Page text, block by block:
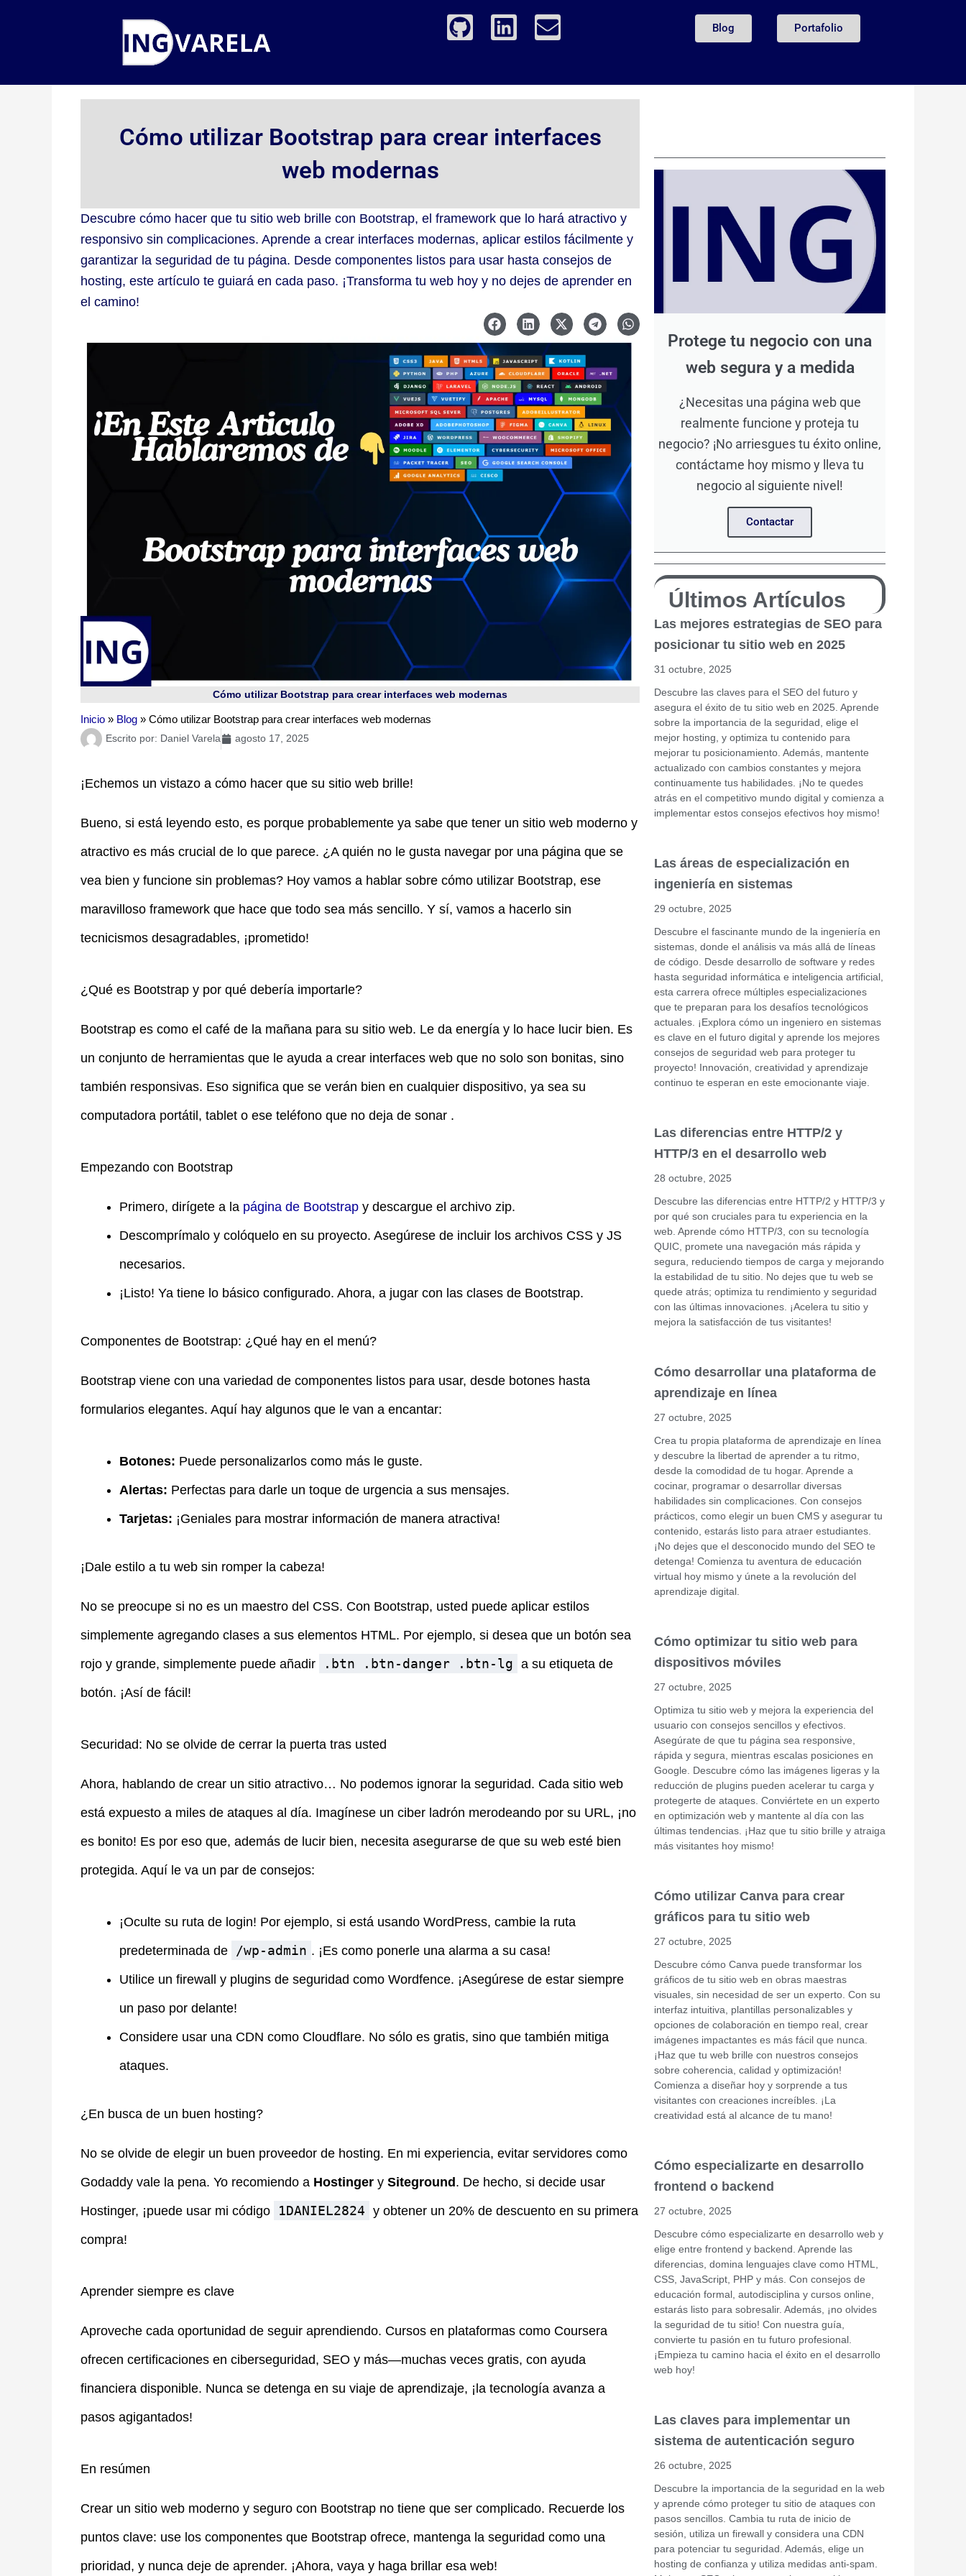
G
i
h
b
L
i
k
d
i
E
n
e
o
p
Blog Portafolio
Cómo utilizar Bootstrap para crear interfaces
web modernas
Descubre cómo hacer que tu sitio web brille con Bootstrap, el framework que lo hará atractivo y
responsivo sin complicaciones. Aprende a crear interfaces modernas, aplicar estilos fácilmente y
garantizar la seguridad de tu página. Desde componentes listos para usar hasta consejos de
hosting, este artículo te guiará en cada paso. ¡Transforma tu web hoy y no dejes de aprender en
el camino!
Cómo utilizar Bootstrap para crear interfaces web modernas
Inicio » Blog » Cómo utilizar Bootstrap para crear interfaces web modernas
Escrito por: Daniel Varela agosto 17, 2025
¡Echemos un vistazo a cómo hacer que su sitio web brille!
Bueno, si está leyendo esto, es porque probablemente ya sabe que tener un sitio web moderno y
atractivo es más crucial de lo que parece. ¿A quién no le gusta navegar por una página que se
vea bien y funcione sin problemas? Hoy vamos a hablar sobre cómo utilizar Bootstrap, ese
maravilloso framework que hace que todo sea más sencillo. Y sí, vamos a hacerlo sin
tecnicismos desagradables, ¡prometido!
¿Qué es Bootstrap y por qué debería importarle?
Bootstrap es como el café de la mañana para su sitio web. Le da energía y lo hace lucir bien. Es
un conjunto de herramientas que le ayuda a crear interfaces web que no solo son bonitas, sino
también responsivas. Eso significa que se verán bien en cualquier dispositivo, ya sea su
computadora portátil, tablet o ese teléfono que no deja de sonar .
Empezando con Bootstrap
Primero, dirígete a la página de Bootstrap y descargue el archivo zip.
Descomprímalo y colóquelo en su proyecto. Asegúrese de incluir los archivos CSS y JS
necesarios.
¡Listo! Ya tiene lo básico configurado. Ahora, a jugar con las clases de Bootstrap.
Componentes de Bootstrap: ¿Qué hay en el menú?
Bootstrap viene con una variedad de componentes listos para usar, desde botones hasta
formularios elegantes. Aquí hay algunos que le van a encantar:
Botones: Puede personalizarlos como más le guste.
Alertas: Perfectas para darle un toque de urgencia a sus mensajes.
Tarjetas: ¡Geniales para mostrar información de manera atractiva!
¡Dale estilo a tu web sin romper la cabeza!
No se preocupe si no es un maestro del CSS. Con Bootstrap, usted puede aplicar estilos
simplemente agregando clases a sus elementos HTML. Por ejemplo, si desea que un botón sea
rojo y grande, simplemente puede añadir
.btn .btn-danger .btn-lg a su etiqueta de
botón. ¡Así de fácil!
Securidad: No se olvide de cerrar la puerta tras usted
Ahora, hablando de crear un sitio atractivo… No podemos ignorar la seguridad. Cada sitio web
está expuesto a miles de ataques al día. Imagínese un ciber ladrón merodeando por su URL, ¡no
es bonito! Es por eso que, además de lucir bien, necesita asegurarse de que su web esté bien
protegida. Aquí le va un par de consejos:
¡Oculte su ruta de login! Por ejemplo, si está usando WordPress, cambie la ruta
predeterminada de
/wp-admin . ¡Es como ponerle una alarma a su casa!
Utilice un firewall y plugins de seguridad como Wordfence. ¡Asegúrese de estar siempre
un paso por delante!
Considere usar una CDN como Cloudflare. No sólo es gratis, sino que también mitiga
ataques.
¿En busca de un buen hosting?
No se olvide de elegir un buen proveedor de hosting. En mi experiencia, evitar servidores como
Godaddy vale la pena. Yo recomiendo a Hostinger y Siteground . De hecho, si decide usar
Hostinger, ¡puede usar mi código
1DANIEL2824 y obtener un 20% de descuento en su primera
compra!
Aprender siempre es clave
Aproveche cada oportunidad de seguir aprendiendo. Cursos en plataformas como Coursera
ofrecen certificaciones en ciberseguridad, SEO y más—muchas veces gratis, con ayuda
financiera disponible. Nunca se detenga en su viaje de aprendizaje, ¡la tecnología avanza a
pasos agigantados!
En resúmen
Crear un sitio web moderno y seguro con Bootstrap no tiene que ser complicado. Recuerde los
puntos clave: use los componentes que Bootstrap ofrece, mantenga la seguridad como una
prioridad, y nunca deje de aprender. ¡Ahora, vaya y haga brillar esa web!
Protege tu negocio con una
web segura y a medida
¿Necesitas una página web que
realmente funcione y proteja tu
negocio? ¡No arriesgues tu éxito online,
contáctame hoy mismo y lleva tu
negocio al siguiente nivel!
Contactar
Últimos Artículos
Las mejores estrategias de SEO para
posicionar tu sitio web en 2025
31 octubre, 2025
Descubre las claves para el SEO del futuro y
asegura el éxito de tu sitio web en 2025. Aprende
sobre la importancia de la seguridad, elige el
mejor hosting, y optimiza tu contenido para
mejorar tu posicionamiento. Además, mantente
actualizado con cambios constantes y mejora
continuamente tus habilidades. ¡No te quedes
atrás en el competitivo mundo digital y comienza a
implementar estos consejos efectivos hoy mismo!
Las áreas de especialización en
ingeniería en sistemas
29 octubre, 2025
Descubre el fascinante mundo de la ingeniería en
sistemas, donde el análisis va más allá de líneas
de código. Desde desarrollo de software y redes
hasta seguridad informática e inteligencia artificial,
esta carrera ofrece múltiples especializaciones
que te preparan para los desafíos tecnológicos
actuales. ¡Explora cómo un ingeniero en sistemas
es clave en el futuro digital y aprende los mejores
consejos de seguridad web para proteger tu
proyecto! Innovación, creatividad y aprendizaje
continuo te esperan en este emocionante viaje.
Las diferencias entre HTTP/2 y
HTTP/3 en el desarrollo web
28 octubre, 2025
Descubre las diferencias entre HTTP/2 y HTTP/3 y
por qué son cruciales para tu experiencia en la
web. Aprende cómo HTTP/3, con su tecnología
QUIC, promete una navegación más rápida y
segura, reduciendo tiempos de carga y mejorando
la estabilidad de tu sitio. No dejes que tu web se
quede atrás; optimiza tu rendimiento y seguridad
con las últimas innovaciones. ¡Acelera tu sitio y
mejora la satisfacción de tus visitantes!
Cómo desarrollar una plataforma de
aprendizaje en línea
27 octubre, 2025
Crea tu propia plataforma de aprendizaje en línea
y descubre la libertad de aprender a tu ritmo,
desde la comodidad de tu hogar. Aprende a
cocinar, programar o desarrollar diversas
habilidades sin complicaciones. Con consejos
prácticos, como elegir un buen CMS y asegurar tu
contenido, estarás listo para atraer estudiantes.
¡No dejes que el desconocido mundo del SEO te
detenga! Comienza tu aventura de educación
virtual hoy mismo y únete a la revolución del
aprendizaje digital.
Cómo optimizar tu sitio web para
dispositivos móviles
27 octubre, 2025
Optimiza tu sitio web y mejora la experiencia del
usuario con consejos sencillos y efectivos.
Asegúrate de que tu página sea responsive,
rápida y segura, mientras escalas posiciones en
Google. Descubre cómo las imágenes ligeras y la
reducción de plugins pueden acelerar tu carga y
protegerte de ataques. Conviértete en un experto
en optimización web y mantente al día con las
últimas tendencias. ¡Haz que tu sitio brille y atraiga
más visitantes hoy mismo!
Cómo utilizar Canva para crear
gráficos para tu sitio web
27 octubre, 2025
Descubre cómo Canva puede transformar los
gráficos de tu sitio web en obras maestras
visuales, sin necesidad de ser un experto. Con su
interfaz intuitiva, plantillas personalizables y
opciones de colaboración en tiempo real, crear
imágenes impactantes es más fácil que nunca.
¡Haz que tu web brille con nuestros consejos
sobre coherencia, calidad y optimización!
Comienza a diseñar hoy y sorprende a tus
visitantes con creaciones increíbles. ¡La
creatividad está al alcance de tu mano!
Cómo especializarte en desarrollo
frontend o backend
27 octubre, 2025
Descubre cómo especializarte en desarrollo web y
elige entre frontend y backend. Aprende las
diferencias, domina lenguajes clave como HTML,
CSS, JavaScript, PHP y más. Con consejos de
educación formal, autodisciplina y cursos online,
estarás listo para sobresalir. Además, ¡no olvides
la seguridad de tu sitio! Con nuestra guía,
convierte tu pasión en tu futuro profesional.
¡Empieza tu camino hacia el éxito en el desarrollo
web hoy!
Las claves para implementar un
sistema de autenticación seguro
26 octubre, 2025
Descubre la importancia de la seguridad en la web
y aprende cómo proteger tu sitio de ataques con
pasos sencillos. Cambia tu ruta de inicio de
sesión, utiliza un firewall y considera una CDN
para potenciar tu seguridad. Además, elige un
hosting de confianza y utiliza medidas anti-spam.